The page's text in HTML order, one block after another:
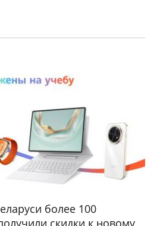
более 100
скидки к новому